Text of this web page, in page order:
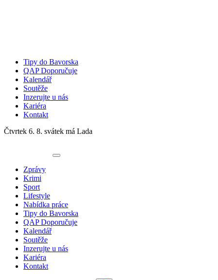
Tipy do Bavorska
QAP Doporučuje
Kalendář
Soutěže
Inzerujte u nás
Kariéra
Kontakt
Čtvrtek 6. 8. svátek má Lada
Zprávy
Krimi
Sport
Lifestyle
Nabídka práce
Tipy do Bavorska
QAP Doporučuje
Kalendář
Soutěže
Inzerujte u nás
Kariéra
Kontakt